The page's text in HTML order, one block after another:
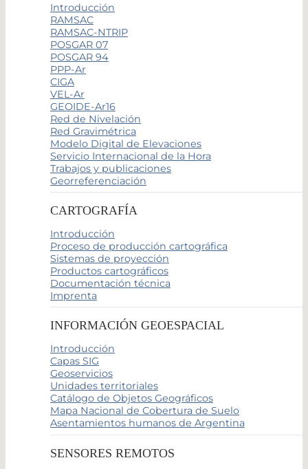
Introducción
RAMSAC
RAMSAC-NTRIP
POSGAR 07
POSGAR 94
PPP-Ar
CIGA
VEL-Ar
GEOIDE-Ar16
Red de Nivelación
Red Gravimétrica
Modelo Digital de Elevaciones
Servicio Internacional de la Hora
Trabajos y publicaciones
Georreferenciación
CARTOGRAFÍA
Introducción
Proceso de producción cartográfica
Sistemas de proyección
Productos cartográficos
Documentación técnica
Imprenta
INFORMACIÓN GEOESPACIAL
Introducción
Capas SIG
Geoservicios
Unidades territoriales
Catálogo de Objetos Geográficos
Mapa Nacional de Cobertura de Suelo
Asentamientos humanos de Argentina
SENSORES REMOTOS